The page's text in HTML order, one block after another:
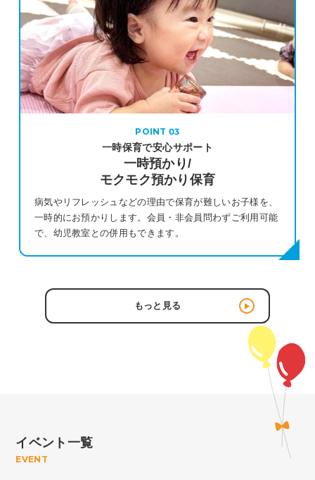
POINT
一時保育で安心サポート
一時預かり/
モクモク預かり保育
病気やリフレッシュなどの理由で保育が難しいお子様を、
一時的にお預かりします。会員・非会員問わずご利用可能
で、幼児教室との併用もできます。
もっと見る
イベント一覧
EVENT